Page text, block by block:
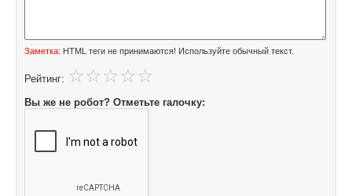
Заметка: HTML теги не принимаются! Используйте обычный текст.
Рейтинг:
Вы же не робот? Отметьте галочку: